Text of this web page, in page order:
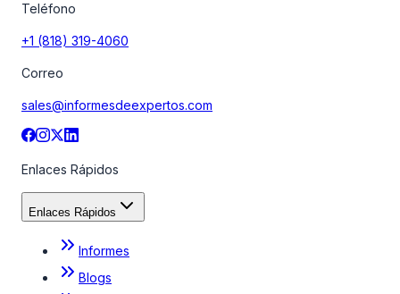
Teléfono
+1 (818) 319-4060
Correo
sales@informesdeexpertos.com
Enlaces Rápidos
Enlaces Rápidos
Informes
Blogs